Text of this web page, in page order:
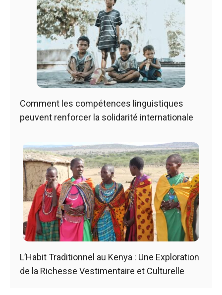
Comment les compétences linguistiques
peuvent renforcer la solidarité internationale
L’Habit Traditionnel au Kenya : Une Exploration
de la Richesse Vestimentaire et Culturelle